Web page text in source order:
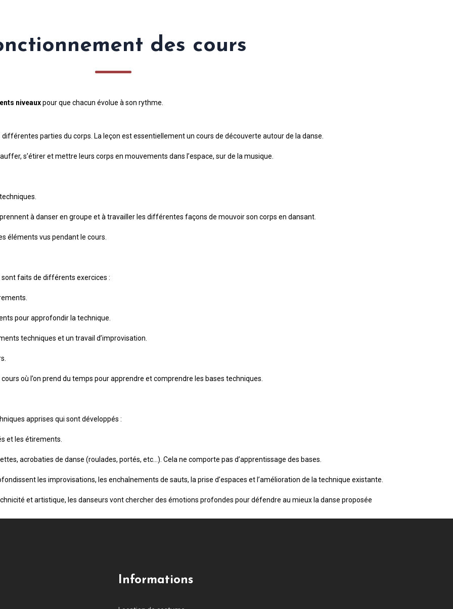
des cours
niveauxpour que chacun évolue à son rythme.
différentes parties du corps. La leçon est essentiellement un cours de découverte autour de la danse.
s’étirer et mettre leurs corps en mouvements dans l’espace, sur de la musique.
à danser en groupe et à travailler les différentes façons de mouvoir son corps en dansant.
éléments vus pendant le cours.
sont faits de différents exercices :
pour approfondir la technique.
techniques et un travail d’improvisation.
où l’on prend du temps pour apprendre et comprendre les bases techniques.
apprises qui sont développés :
et les étirements.
acrobaties de danse (roulades, portés, etc…). Cela ne comporte pas d’apprentissage des bases.
les improvisations, les enchaînements de sauts, la prise d’espaces et l’amélioration de la technique existante.
et artistique, les danseurs vont chercher des émotions profondes pour défendre au mieux la danse proposée
Informations